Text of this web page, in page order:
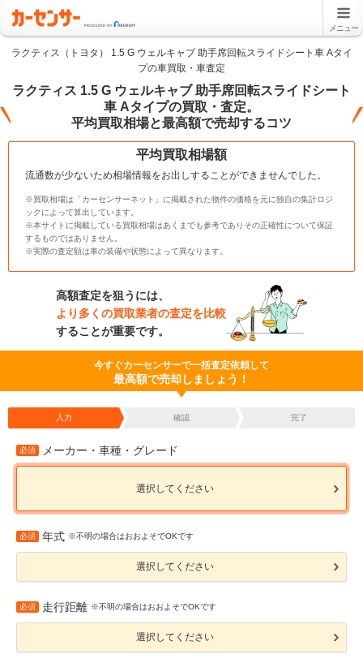
メニュー
ラクティス（トヨタ） 1.5 G ウェルキャブ 助手席回転スライドシート車 Aタイ
プの車買取・車査定
ラクティス 1.5 G ウェルキャブ 助手席回転スライドシート
車 Aタイプの買取・査定。
平均買取相場と最高額で売却するコツ
平均買取相場額
流通数が少ないため相場情報をお出しすることができませんでした。
※買取相場は「カーセンサーネット」に掲載された物件の価格を元に独自の集計ロジ
ックによって算出しています。
※本サイトに掲載している買取相場はあくまでも参考でありその正確性について保証
するものではありません。
※実際の査定額は車の装備や状態によって異なります。
高額査定を狙うには、
より多くの買取業者の査定を比較
することが重要です。
今すぐカーセンサーで一括査定依頼して
最高額で売却しましょう！
入力 確認 完了
必須 メーカー・車種・グレード
選択してください
必須 年式 ※不明の場合はおおよそでOKです
選択してください
必須 走行距離 ※不明の場合はおおよそでOKです
選択してください